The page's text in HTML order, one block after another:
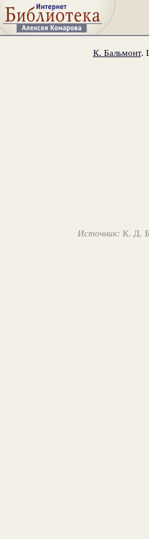
К. Бальмонт.
Источник: К. Д.